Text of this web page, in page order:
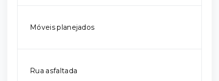
Móveis planejados
Rua asfaltada